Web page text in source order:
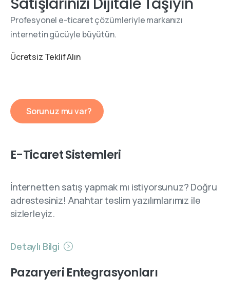
Profesyonel e-ticaret çözümleriyle markanızı
internetin gücüyle büyütün.
Ücretsiz Teklif Alın
Sorunuz mu var?
E-Ticaret Sistemleri
İnternetten satış yapmak mı istiyorsunuz? Doğru
adrestesiniz! Anahtar teslim yazılımlarımız ile
sizlerleyiz.
Detaylı Bilgi
Pazaryeri Entegrasyonları